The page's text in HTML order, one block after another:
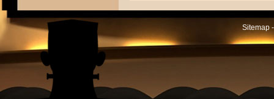
Sitemap